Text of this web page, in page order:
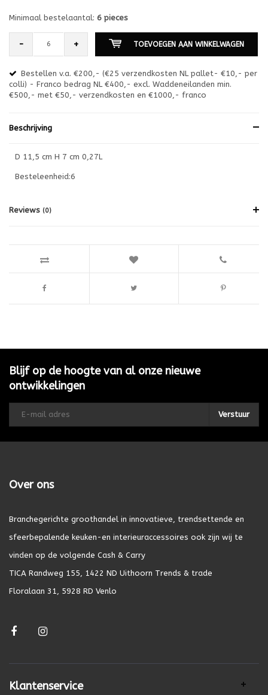
Minimaal bestelaantal: 6 pieces
- + TOEVOEGEN AAN WINKELWAGEN
Bestellen v.a. €200,- (€25 verzendkosten NL pallet- €10,- per
colli) - Franco bedrag NL €400,- excl. Waddeneilanden min.
€500,- met €50,- verzendkosten en €1000,- franco
Beschrijving
D 11,5 cm H 7 cm 0,27L
Besteleenheid:6
Reviews (0)
Blijf op de hoogte van al onze nieuwe
ontwikkelingen
Verstuur
Over ons
Branchegerichte groothandel in innovatieve, trendsettende en
sfeerbepalende keuken-en interieuraccessoires ook zijn wij te
vinden op de volgende Cash & Carry
TICA Randweg 155, 1422 ND Uithoorn Trends & trade
Floralaan 31, 5928 RD Venlo
Klantenservice